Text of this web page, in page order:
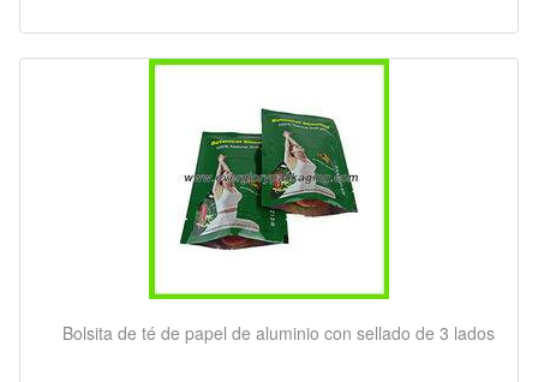
Bolsita de té de papel de aluminio con sellado de 3 lados